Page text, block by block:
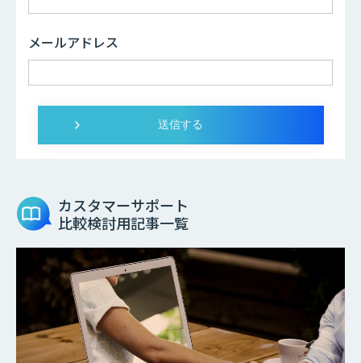
メールアドレス
カスタマーサポート
比較検討用記事一覧